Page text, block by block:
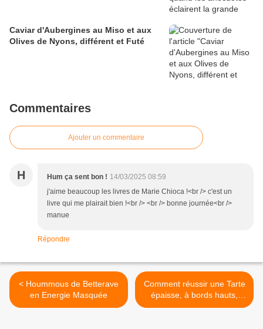
Caviar d'Aubergines au Miso et aux
Olives de Nyons, différent et Futé
Commentaires
Ajouter un commentaire
H Hum ça sent bon ! 14/03/2025 08:59
j'aime beaucoup les livres de Marie Chioca !<br /> c'est un
livre qui me plairait bien !<br /> <br /> bonne journée<br />
manue
Répondre
< Hoummous de Betterave
en Energie Masquée
Comment réussir une Tarte
épaisse, à bords hauts,
sans moule à charnière >